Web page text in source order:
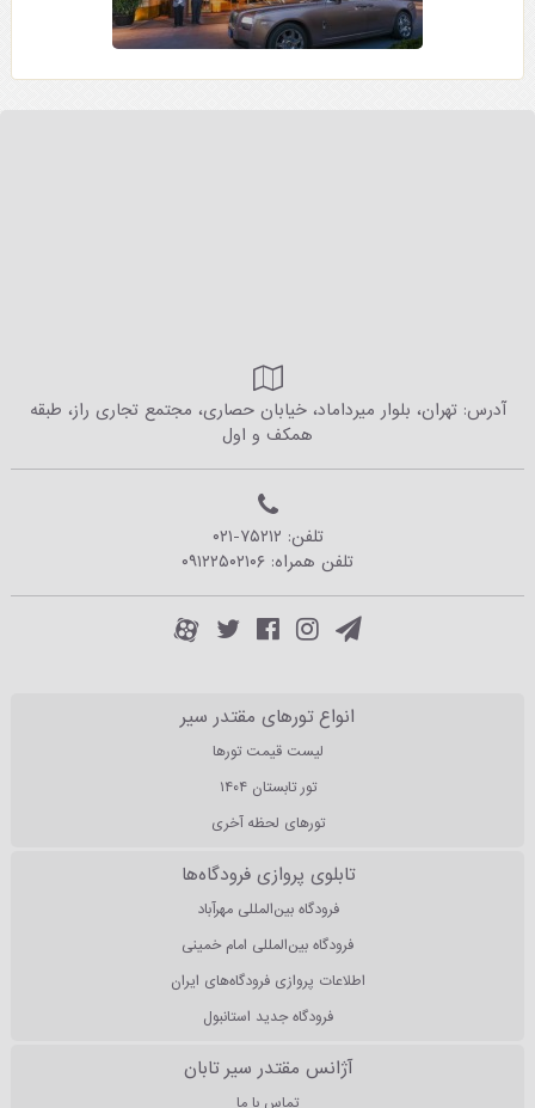
آدرس: تهران، بلوار میرداماد، خیابان حصاری، مجتمع تجاری راز، طبقه
همکف و اول
تلفن: ۰۲۱-۷۵۲۱۲
تلفن همراه: ۰۹۱۲۲۵۰۲۱۰۶
انواع تورهای مقتدر سیر
لیست قیمت تورها
تور تابستان ۱۴۰۴
تورهای لحظه آخری
تابلوی پروازی فرودگاه‌ها
فرودگاه بین‌المللی مهرآباد
فرودگاه بین‌المللی امام خمینی
اطلاعات پروازی فرودگاه‌های ایران
فرودگاه جدید استانبول
آژانس مقتدر سیر تابان
تماس با ما